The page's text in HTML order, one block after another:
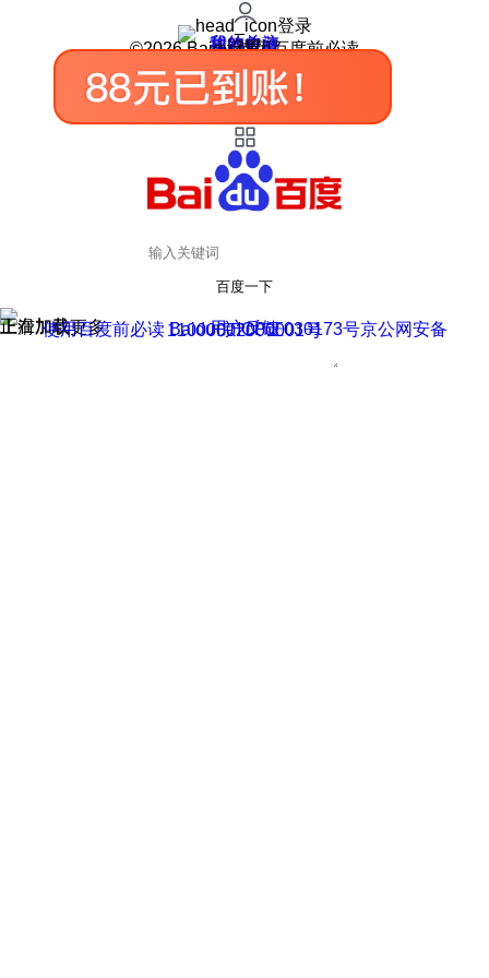
登录
我的关注
我的收藏
皮肤中心
用户反馈
设置
©2026 Baidu 使用百度前必读
百度一下
正在加载
上滑加载更多 用户反馈
使用百度前必读 Baidu 京ICP证030173号
京公网安备11000002000001号